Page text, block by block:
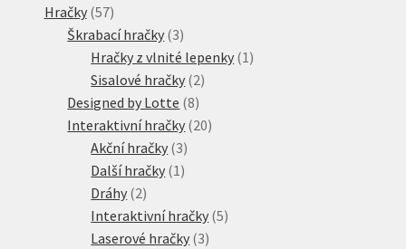
Hračky 5757
produktů
Škrabací hračky 33
produkty
Hračky z vlnité lepenky 1 1
Sisalové hračky 22
Designed by Lotte 88
produktů
Interaktivní hračky 2020
Akční hračky 33
produkty
Další hračky 1 1
Dráhy 22
produkty
Interaktivní hračky 55
Laserové hračky 33